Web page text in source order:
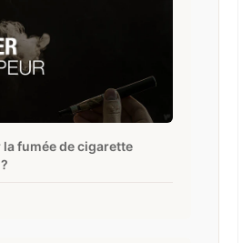
fumée de cigarette